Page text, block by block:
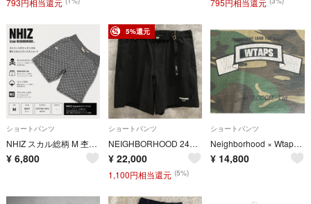
793円相当還元 795円相当還元
ショートパンツ
NHIZ スカル総柄 M 杢グレー izzueネイバーフッド 綿ハーフパンツ
¥ 6,800
5%還元
ショートパンツ
NEIGHBORHOOD 24SS MULTI FUNCTIONAL SHORT PANTS ネイバーフッド ショートパンツ【F1621-004】
¥ 22,000
1,100円相当還元 (5%)
ショートパンツ
Neighborhood × Wtaps / sweatpants / XL
¥ 14,800